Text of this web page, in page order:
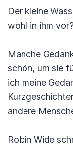
Der kleine
wohl in ihm vor?
Manche
schön, um sie
ich meine
andere
Robin Wide